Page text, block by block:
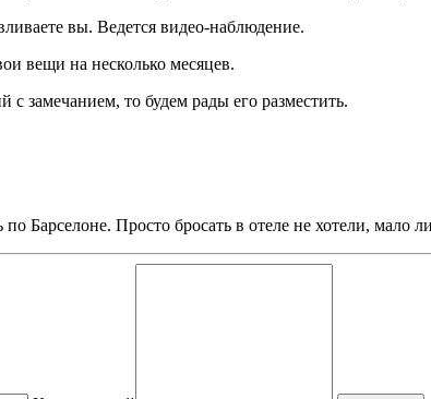
вы. Ведется видео-наблюдение.
вещи на несколько месяцев.
с замечанием, то будем рады его разместить.
Барселоне. Просто бросать в отеле не хотели, мало